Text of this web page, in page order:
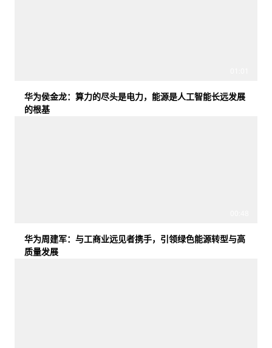
华为侯金龙：算力的尽头是电力，能源是人工智能长远发展
的根基
华为周建军：与工商业远见者携手，引领绿色能源转型与高
质量发展